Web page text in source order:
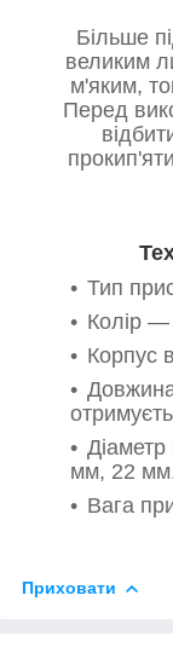
Більше
великим
м'яким,
Перед
Тип
Колір —
Корпус
мм, 22
Вага
Приховати